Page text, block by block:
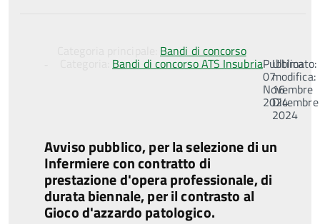
Bandi di concorso
Bandi di concorso ATS InsubriaPubblicato:
07
Novembre
2024
Ultima
modifica:
16
Dicembre
2024
Avviso pubblico, per la selezione di un
Infermiere con contratto di
prestazione d'opera professionale, di
durata biennale, per il contrasto al
Gioco d'azzardo patologico.